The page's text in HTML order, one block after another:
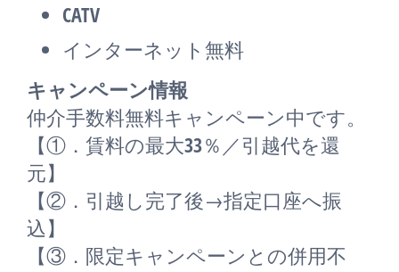
CATV
インターネット無料
キャンペーン情報
仲介手数料無料キャンペーン中です。
【①．賃料の最大33％／引越代を還
元】
【②．引越し完了後→指定口座へ振
込】
【③．限定キャンペーンとの併用不